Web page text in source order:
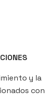
y la
con